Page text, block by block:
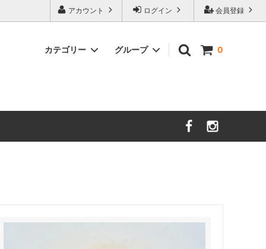
会員登録
ログイン
アカウント
0
カテゴリー
大分／小鹿田焼
グループ